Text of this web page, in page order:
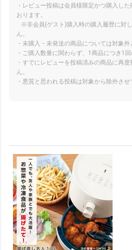
・レビュー投稿は会員様限定かつ購入し
おります。
※非会員(ゲスト)購入時の購入履歴に対
ん。
・未購入・未発送の商品については対象外
・ご購入数量に関わらず、1商品につき1回
・すでにレビューを投稿済みの商品に再
ん。
・悪質と思われる投稿は対象から除外させ